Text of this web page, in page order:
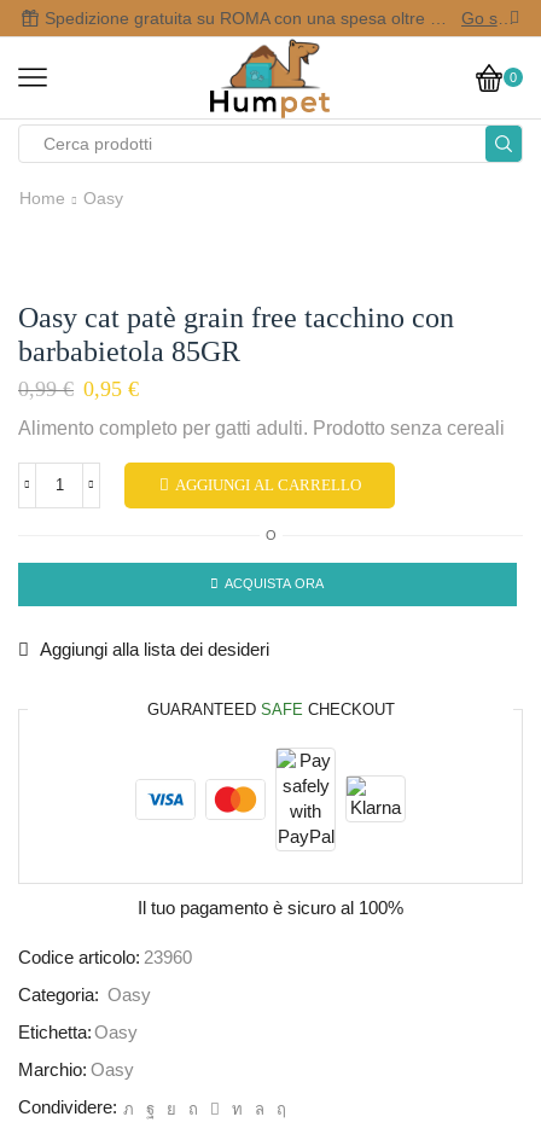
Go shop
0
Home Oasy
Oasy cat patè grain free tacchino con
barbabietola 85GR
0,99€ 0,95 €
Alimento completo per gatti adulti. Prodotto senza cereali
AGGIUNGI AL CARRELLO
O
ACQUISTA ORA
Aggiungi alla lista dei desideri
GUARANTEED SAFE CHECKOUT
Il tuo pagamento è sicuro al 100%
Codice articolo: 23960
Categoria: Oasy
Etichetta:Oasy
Marchio: Oasy
Condividere: